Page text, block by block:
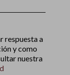
respuesta a
y como
nuestra